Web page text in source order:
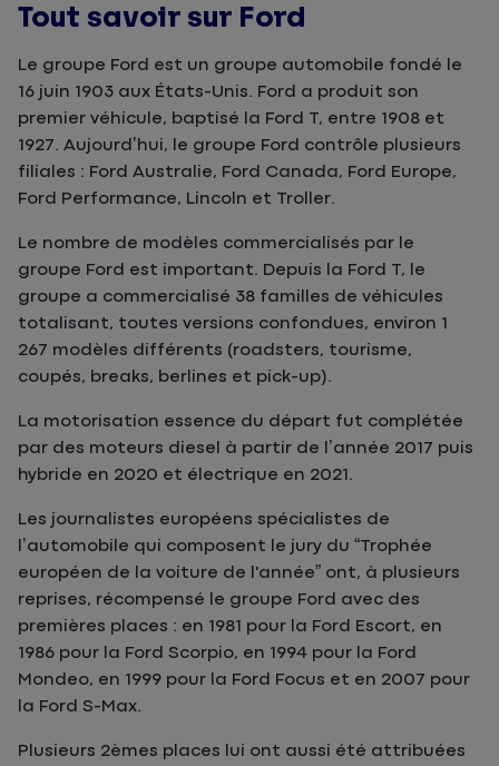
Tout savoir sur Ford
Le groupe Ford est un groupe automobile fondé le
16 juin 1903 aux États-Unis. Ford a produit son
premier véhicule, baptisé la Ford T, entre 1908 et
1927. Aujourd’hui, le groupe Ford contrôle plusieurs
filiales : Ford Australie, Ford Canada, Ford Europe,
Ford Performance, Lincoln et Troller.
Le nombre de modèles commercialisés par le
groupe Ford est important. Depuis la Ford T, le
groupe a commercialisé 38 familles de véhicules
totalisant, toutes versions confondues, environ 1
267 modèles différents (roadsters, tourisme,
coupés, breaks, berlines et pick-up).
La motorisation essence du départ fut complétée
par des moteurs diesel à partir de l’année 2017 puis
hybride en 2020 et électrique en 2021.
Les journalistes européens spécialistes de
l’automobile qui composent le jury du “Trophée
européen de la voiture de l'année” ont, à plusieurs
reprises, récompensé le groupe Ford avec des
premières places : en 1981 pour la Ford Escort, en
1986 pour la Ford Scorpio, en 1994 pour la Ford
Mondeo, en 1999 pour la Ford Focus et en 2007 pour
la Ford S-Max.
Plusieurs 2èmes places lui ont aussi été attribuées